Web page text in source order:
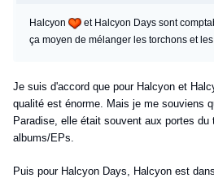
Halcyon
et Halcyon Days sont
ça moyen de mélanger les torchons et
Je suis d'accord que pour Halcyon et
qualité est énorme. Mais je me souviens
Paradise, elle était souvent aux portes du
albums/EPs.
Puis pour Halcyon Days, Halcyon est